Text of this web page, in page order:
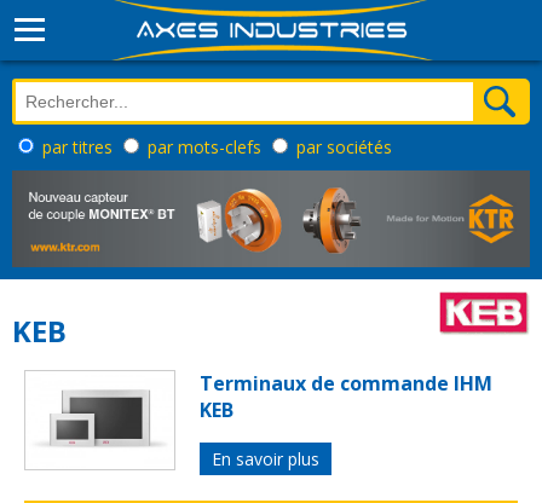
par titres par mots-clefs par sociétés
KEB
Terminaux de commande IHM
KEB
En savoir plus